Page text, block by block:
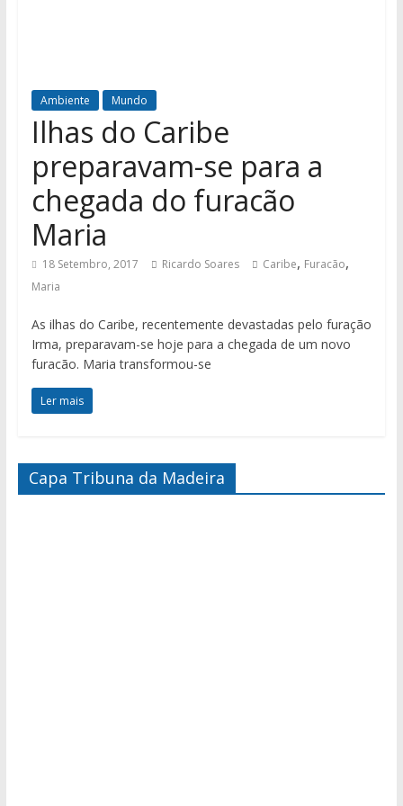
Ambiente Mundo
Ilhas do Caribe
preparavam-se para a
chegada do furacão
Maria
18 Setembro, 2017 Ricardo Soares Caribe, Furacão,
Maria
As ilhas do Caribe, recentemente devastadas pelo furação
Irma, preparavam-se hoje para a chegada de um novo
furacão. Maria transformou-se
Ler mais
Capa Tribuna da Madeira